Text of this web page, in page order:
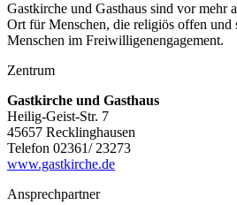
Gastkirche und Gasthaus sind vor
Ort für Menschen, die religiös offen und
Menschen im Freiwilligenengagement.
Zentrum
Gastkirche und Gasthaus
Heilig-Geist-Str. 7
45657 Recklinghausen
Telefon 02361/ 23273
www.gastkirche.de
Ansprechpartner